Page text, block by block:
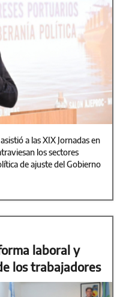
a las XIX Jornadas en
los sectores
de ajuste del Gobierno
laboral y
los trabajadores